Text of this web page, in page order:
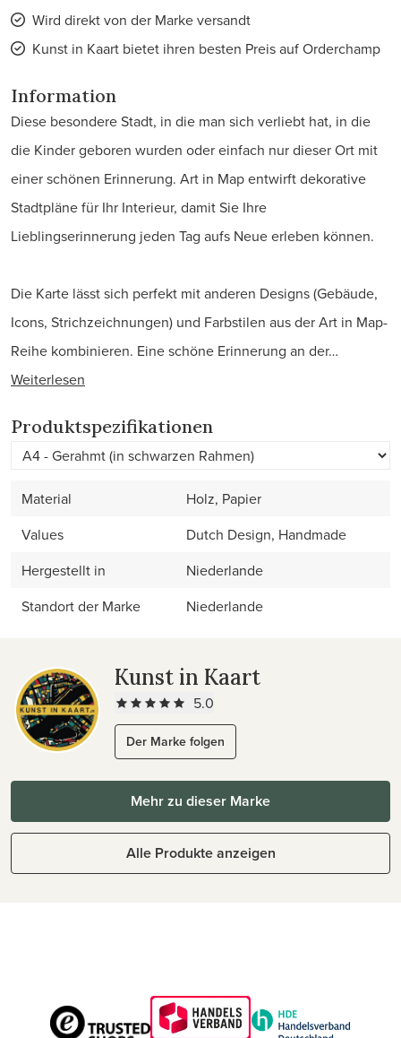
Wird direkt von der Marke versandt
Kunst in Kaart bietet ihren besten Preis auf Orderchamp
Information
Diese besondere Stadt, in die man sich verliebt hat, in die
die Kinder geboren wurden oder einfach nur dieser Ort mit
einer schönen Erinnerung. Art in Map entwirft dekorative
Stadtpläne für Ihr Interieur, damit Sie Ihre
Lieblingserinnerung jeden Tag aufs Neue erleben können.
Die Karte lässt sich perfekt mit anderen Designs (Gebäude,
Icons, Strichzeichnungen) und Farbstilen aus der Art in Map-
Reihe kombinieren. Eine schöne Erinnerung an der…
Weiterlesen
Produktspezifikationen
Material
Holz, Papier
Values
Dutch Design, Handmade
Hergestellt in
Niederlande
Standort der Marke
Niederlande
Kunst in Kaart
5.0
Der Marke folgen
Mehr zu dieser Marke
Alle Produkte anzeigen